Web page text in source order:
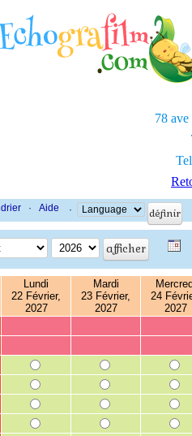
78 ave
· Aide ·
Lundi
22 Février,
2027
Mardi
23 Février,
2027
24
2027